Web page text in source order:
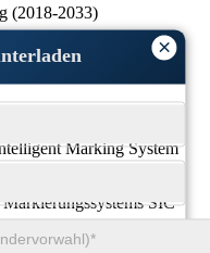
×
(2018-2033)
nach
Marking System
SIC